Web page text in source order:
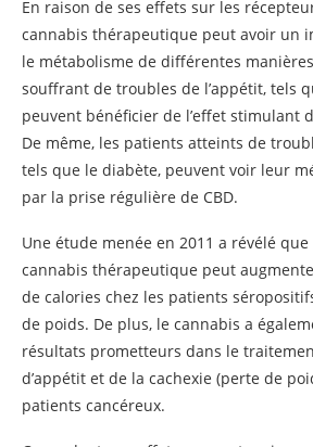
En raison de ses effets sur les
cannabis thérapeutique peut avoir un
le métabolisme de différentes
souffrant de troubles de l’appétit, tels
peuvent bénéficier de l’effet stimulant
De même, les patients atteints de
tels que le diabète, peuvent voir leur
par la prise régulière de CBD.
Une étude menée en 2011 a révélé
cannabis thérapeutique peut
de calories chez les patients
de poids. De plus, le cannabis a
résultats prometteurs dans le
d’appétit et de la cachexie (perte de
patients cancéreux.